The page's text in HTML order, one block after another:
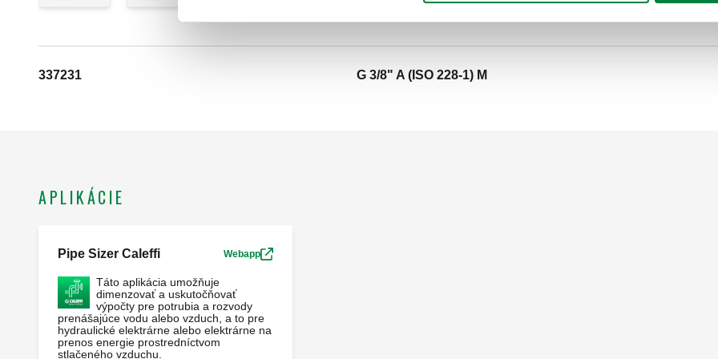
337231 G 3/8" A (ISO 228-1) M
APLIKÁCIE
Pipe Sizer Caleffi Webapp
Táto aplikácia umožňuje
dimenzovať a uskutočňovať
výpočty pre potrubia a rozvody
prenášajúce vodu alebo vzduch, a to pre
hydraulické elektrárne alebo elektrárne na
prenos energie prostredníctvom
stlačeného vzduchu.